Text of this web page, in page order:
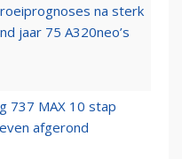
na sterk
jaar 75 A320neo’s
737 MAX 10 stap
afgerond